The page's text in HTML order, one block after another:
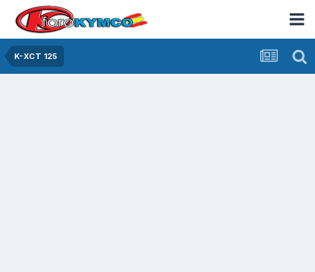
K-XCT 125